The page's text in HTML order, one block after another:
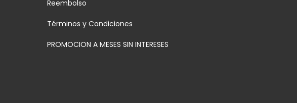
Reembolso
Términos y Condiciones
PROMOCION A MESES SIN INTERESES